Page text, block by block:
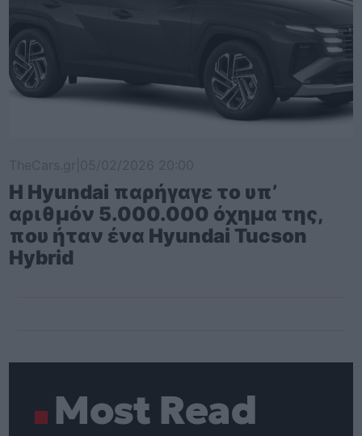
Η Hyundai παρήγαγε το υπ’
αριθμόν 5.000.000 όχημα της,
που ήταν ένα Hyundai Tucson
Hybrid
Most Read